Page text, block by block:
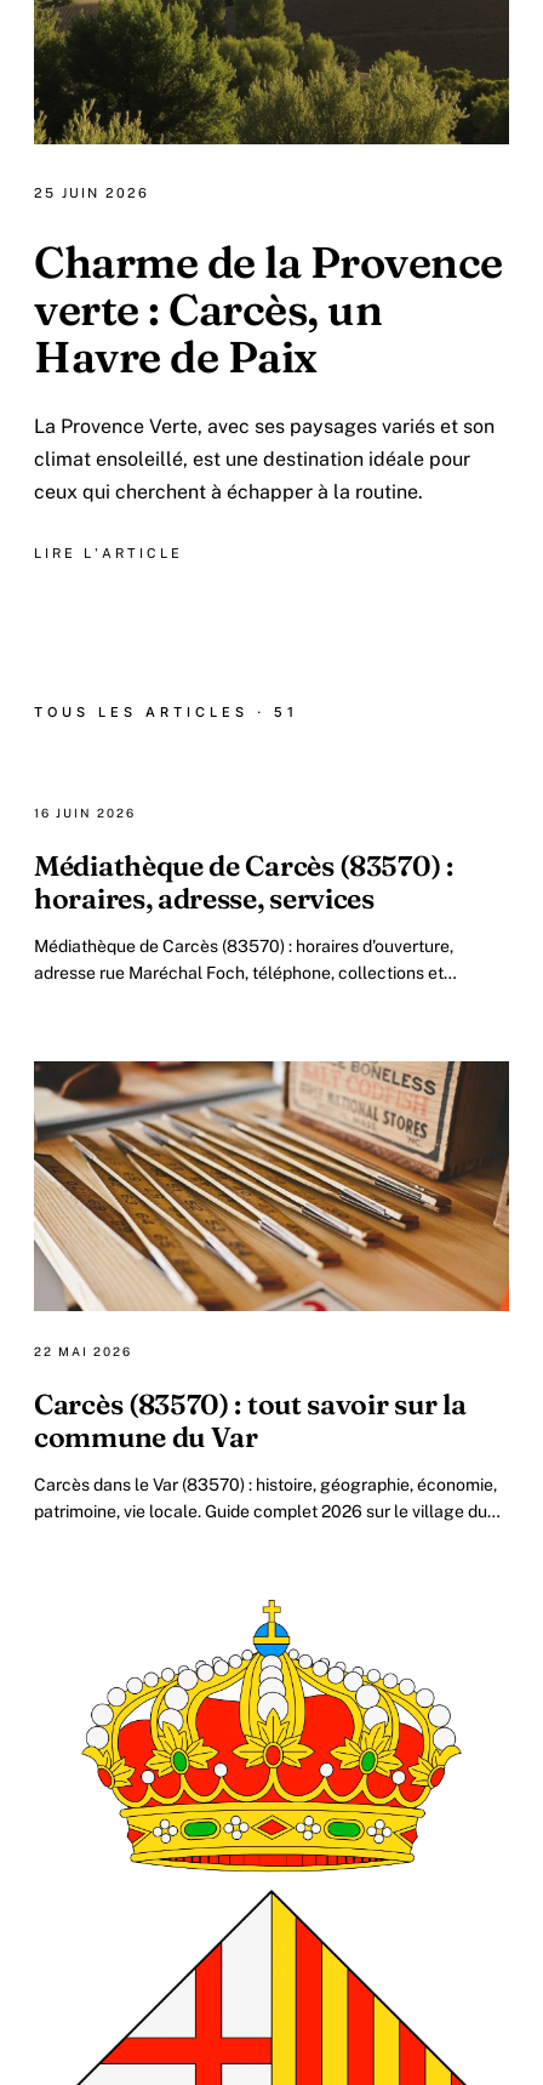
25 JUIN 2026
Charme de la Provence
verte : Carcès, un
Havre de Paix
La Provence Verte, avec ses paysages variés et son
climat ensoleillé, est une destination idéale pour
ceux qui cherchent à échapper à la routine.
LIRE L'ARTICLE
TOUS LES ARTICLES · 51
16 JUIN 2026
Médiathèque de Carcès (83570) :
horaires, adresse, services
Médiathèque de Carcès (83570) : horaires d'ouverture,
adresse rue Maréchal Foch, téléphone, collections et
22 MAI 2026
Carcès (83570) : tout savoir sur la
commune du Var
Carcès dans le Var (83570) : histoire, géographie, économie,
patrimoine, vie locale. Guide complet 2026 sur le village du